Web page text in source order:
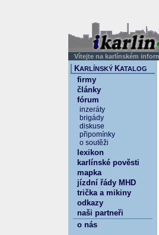
Vítejte na karlínském
KARLÍNSKÝ KATALOG
firmy
články
fórum
inzeráty
brigády
diskuse
připomínky
o soutěži
lexikon
karlínské pověsti
mapka
jízdní řády MHD
trička a mikiny
odkazy
naši partneři
o nás